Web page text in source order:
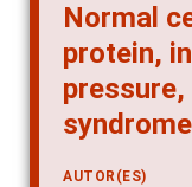
Normal
protein,
pressure,
AUTOR(ES)